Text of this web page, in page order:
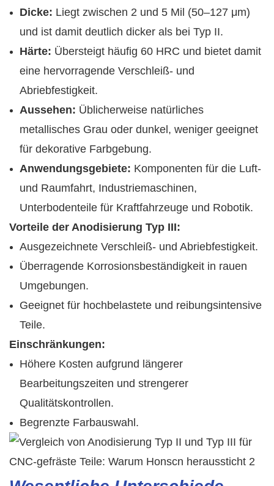
Dicke: Liegt zwischen 2 und 5 Mil (50–127 μm)
und ist damit deutlich dicker als bei Typ II.
Härte: Übersteigt häufig 60 HRC und bietet damit
eine hervorragende Verschleiß- und
Abriebfestigkeit.
Aussehen: Üblicherweise natürliches
metallisches Grau oder dunkel, weniger geeignet
für dekorative Farbgebung.
Anwendungsgebiete: Komponenten für die Luft-
und Raumfahrt, Industriemaschinen,
Unterbodenteile für Kraftfahrzeuge und Robotik.
Vorteile der Anodisierung Typ III:
Ausgezeichnete Verschleiß- und Abriebfestigkeit.
Überragende Korrosionsbeständigkeit in rauen
Umgebungen.
Geeignet für hochbelastete und reibungsintensive
Teile.
Einschränkungen:
Höhere Kosten aufgrund längerer
Bearbeitungszeiten und strengerer
Qualitätskontrollen.
Begrenzte Farbauswahl.